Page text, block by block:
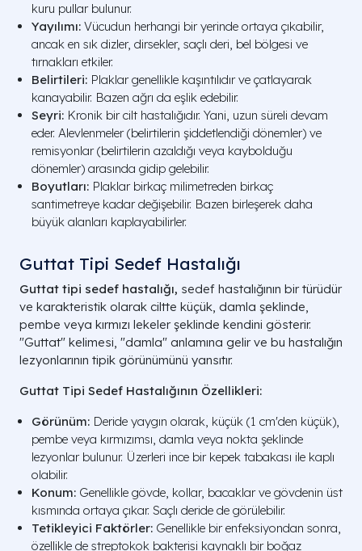
kuru pullar bulunur.
Yayılımı: Vücudun herhangi bir yerinde ortaya çıkabilir,
ancak en sık dizler, dirsekler, saçlı deri, bel bölgesi ve
tırnakları etkiler.
Belirtileri: Plaklar genellikle kaşıntılıdır ve çatlayarak
kanayabilir. Bazen ağrı da eşlik edebilir.
Seyri: Kronik bir cilt hastalığıdır. Yani, uzun süreli devam
eder. Alevlenmeler (belirtilerin şiddetlendiği dönemler) ve
remisyonlar (belirtilerin azaldığı veya kaybolduğu
dönemler) arasında gidip gelebilir.
Boyutları: Plaklar birkaç milimetreden birkaç
santimetreye kadar değişebilir. Bazen birleşerek daha
büyük alanları kaplayabilirler.
Guttat Tipi Sedef Hastalığı
Guttat tipi sedef hastalığı, sedef hastalığının bir türüdür
ve karakteristik olarak ciltte küçük, damla şeklinde,
pembe veya kırmızı lekeler şeklinde kendini gösterir.
"Guttat" kelimesi, "damla" anlamına gelir ve bu hastalığın
lezyonlarının tipik görünümünü yansıtır.
Guttat Tipi Sedef Hastalığının Özellikleri:
Görünüm: Deride yaygın olarak, küçük (1 cm'den küçük),
pembe veya kırmızımsı, damla veya nokta şeklinde
lezyonlar bulunur. Üzerleri ince bir kepek tabakası ile kaplı
olabilir.
Konum: Genellikle gövde, kollar, bacaklar ve gövdenin üst
kısmında ortaya çıkar. Saçlı deride de görülebilir.
Tetikleyici Faktörler: Genellikle bir enfeksiyondan sonra,
özellikle de streptokok bakterisi kaynaklı bir boğaz